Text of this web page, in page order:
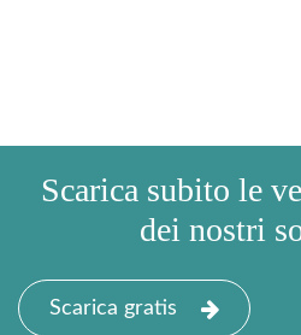
Scarica subito le
dei nostri
Scarica gratis